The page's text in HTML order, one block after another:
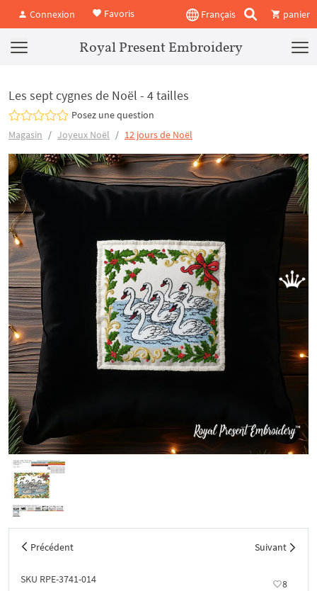
Connexion Favoris Français panier
Royal Present Embroidery
Les sept cygnes de Noël - 4 tailles
Posez une question
Magasin
Joyeux Noël 12 jours de Noël
Précédent Suivant
SKU RPE-3741-014 8